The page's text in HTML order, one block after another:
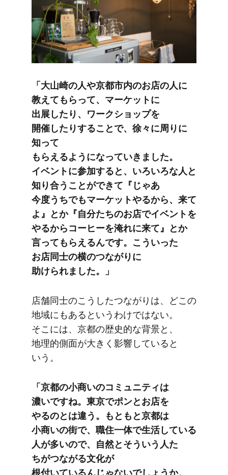
「大山崎の​人や​京都市内の​お店の​人に​
教えて​もらって、​マーケットに​
出展したり、​ワークショップを​
開催したりする​ことで、​徐々に​周りに​
知って​
もらえるようになっていきました。​
イベントに​参加すると、​いろいろな​人と​
知り合うことができて​『じゃ​あ​
今度うちでも​マーケットやるから、​来て​
よ』とか​『自分たちの​お店で​イベントを​
やるから​コーヒーを​淹れに​来て』とか​
言って​もらえるんです。​こういった​
お店同士の​横の​つながりに​
助けられました。」
店舗同士の​こう​したつながりは、​どこの​
地域にも​あると​いうわけではない。​
そこには、​京都の​歴史的な​背景と、​
地理的側面が​大きく​影響していると​
いう。
「京都の​小商いの​コミュニティは​
濃いですね。​東京で​ポンとお店を​
やるのとは​違う。​もともと​京都は​
小商いの​街で、​職住一体で​生活している​
人が​多いので、​自然と​そういう​人た​
ちがつながる​文化が​
根付いているんじゃないでしょうか。​